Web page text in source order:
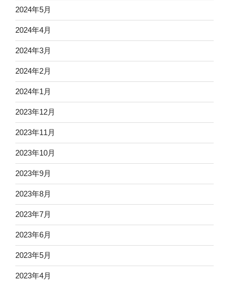
2024年5月
2024年4月
2024年3月
2024年2月
2024年1月
2023年12月
2023年11月
2023年10月
2023年9月
2023年8月
2023年7月
2023年6月
2023年5月
2023年4月